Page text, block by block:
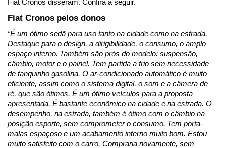
Fiat Cronos disseram. Confira a seguir.
Fiat Cronos pelos donos
“É um ótimo sedã para uso tanto na cidade como na estrada.
Destaque para o design, a dirigibilidade, o consumo, o amplo
espaço interno. Também são prós do modelo: suspensão,
câmbio, motor e o painel. Tem partida a frio sem necessidade
de tanquinho gasolina. O ar-condicionado automático é muito
eficiente, assim como o sistema digital, o som e a câmera de
ré, que são ótimos. É um ótimo veículos para a proposta
apresentada. É bastante econômico na cidade e na estrada. O
desempenho, na estrada, também é ótimo com o câmbio na
posição esporte, sem comprometer o consumo. Tem porta-
malas espaçoso e um acabamento interno muito bom. Estou
muito satisfeito com o carro. Compraria novamente, sem